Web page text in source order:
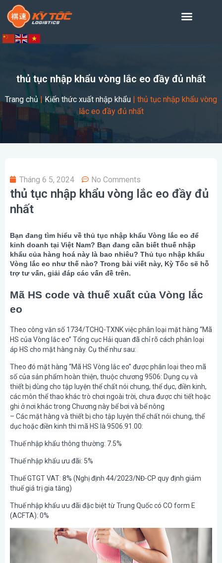
thủ tục nhập khẩu vòng lắc eo đầy đủ nhất
Trang chủ|Kiến thức xuất nhập khẩu | thủ tục nhập khẩu vòng
lắc eo đầy đủ nhất
Tháng 6 5, 2024 No Comments
thủ tục nhập khẩu vòng lắc eo đầy đủ
nhất
Bạn đang tìm hiểu về thủ tục nhập khẩu Vòng lắc eo để
kinh doanh tại Việt Nam? Bạn đang cần biết thuế nhập
khẩu của hàng hoá này là bao nhiêu? Thủ tục nhập khẩu
Vòng lắc eo như thế nào? Trong bài viết này, Kỳ Tốc sẽ hỗ
trợ tư vấn, giải đáp các vấn đề trên.
Mã HS code và thuế xuất của Vòng lắc
eo
Theo công văn số 1734/TCHQ-TXNK việc phân loại mặt hàng “Mã
HS của Vòng lắc eo” Tổng cục Hải quan đã chỉ rõ cách phân loại
áp HS cho mặt hàng này. Cụ thể như sau:
Theo đó mặt hàng “Mã HS Vòng lắc eo” được phân loại theo mã
số của sản phẩm hoàn thiện, thuộc chương 9506: Dụng cụ và
thiết bị dùng cho tập luyện thể chất nói chung, thể dục, điền kinh,
các môn thể thao khác trò chơi ngoài trời, chưa được chi tiết hoặc
ghi ở nơi khác trong Chương này bể bơi và bể nông
– Các mặt hàng và thiết bị cho tập luyện thể chất nói chung, thể
dục hoặc điền kinh thì mã HS là 9506.91.00:
Thuế nhập khẩu thông thường: 7.5%
Thuế nhập khẩu ưu đãi: 5%
Thuế GTGT VAT: 8% (Nghị định 44/2023/NĐ-CP quy định giảm
thuế giá trị gia tăng)
Thuế nhập khẩu ưu đãi đặc biệt từ Trung Quốc có CO form E
(ACFTA): 0%